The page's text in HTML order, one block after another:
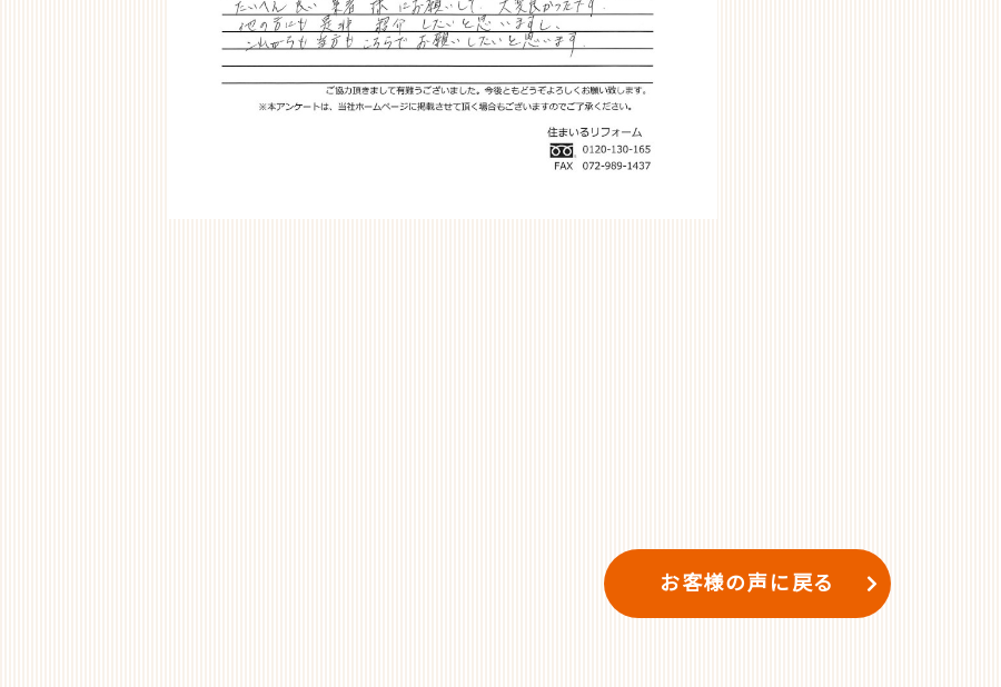
お客様の声に戻る